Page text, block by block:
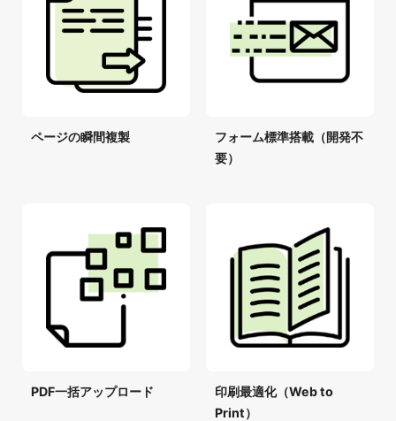
ページの瞬間複製
フォーム標準搭載（開発不
要）
PDF一括アップロード
印刷最適化（Web to
Print）